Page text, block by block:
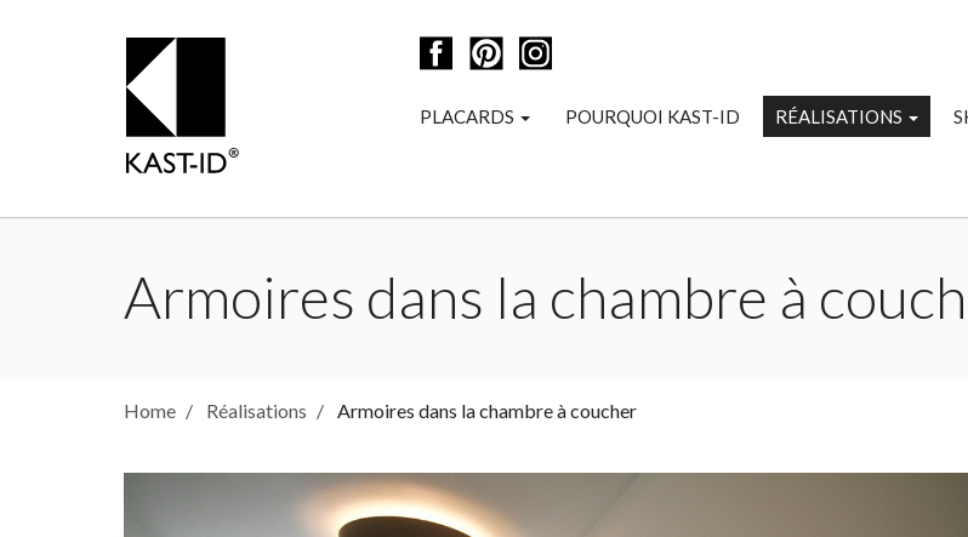
PLACARDS POURQUOI KAST-ID RÉALISATIONS
Armoires dans la chambre à
Home Réalisations Armoires dans la chambre à coucher